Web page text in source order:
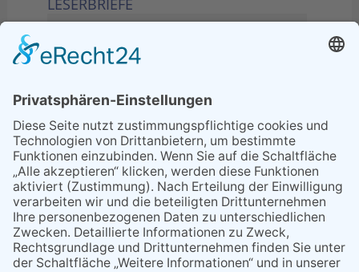
LESERBRIEFE
Sperrung B455: Kleiner
Grenzverkehr statt weite Wege
21.04.2026
Wenn Bahn-Computer nicht
miteinander kommunizieren
11.03.2026
"Plakatverbot für überregionale
Demos"
04.02.2026
Gelbe Tonne – Ein kleiner Blick
über den Tellerand
04.02.2026